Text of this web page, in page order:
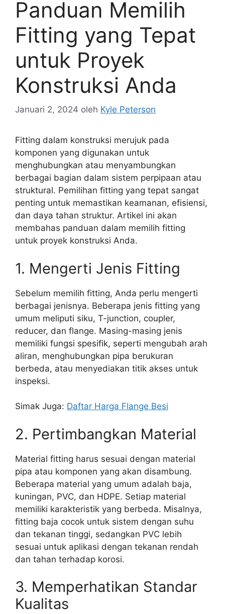
Panduan Memilih
Fitting yang Tepat
untuk Proyek
Konstruksi Anda
Januari 2, 2024 oleh Kyle Peterson
Fitting dalam konstruksi merujuk pada
komponen yang digunakan untuk
menghubungkan atau menyambungkan
berbagai bagian dalam sistem perpipaan atau
struktural. Pemilihan fitting yang tepat sangat
penting untuk memastikan keamanan, efisiensi,
dan daya tahan struktur. Artikel ini akan
membahas panduan dalam memilih fitting
untuk proyek konstruksi Anda.
1. Mengerti Jenis Fitting
Sebelum memilih fitting, Anda perlu mengerti
berbagai jenisnya. Beberapa jenis fitting yang
umum meliputi siku, T-junction, coupler,
reducer, dan flange. Masing-masing jenis
memiliki fungsi spesifik, seperti mengubah arah
aliran, menghubungkan pipa berukuran
berbeda, atau menyediakan titik akses untuk
inspeksi.
Simak Juga: Daftar Harga Flange Besi
2. Pertimbangkan Material
Material fitting harus sesuai dengan material
pipa atau komponen yang akan disambung.
Beberapa material yang umum adalah baja,
kuningan, PVC, dan HDPE. Setiap material
memiliki karakteristik yang berbeda. Misalnya,
fitting baja cocok untuk sistem dengan suhu
dan tekanan tinggi, sedangkan PVC lebih
sesuai untuk aplikasi dengan tekanan rendah
dan tahan terhadap korosi.
3. Memperhatikan Standar
Kualitas